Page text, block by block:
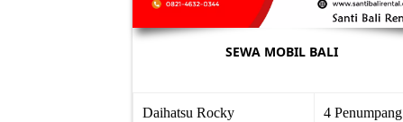
SEWA MOBIL BALI
Daihatsu Rocky 4 Penumpang